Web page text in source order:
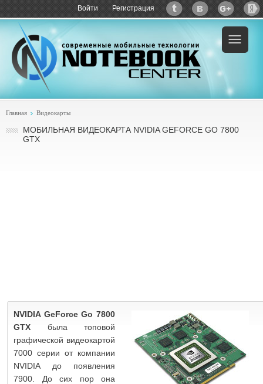
Войти Регистрация
Главная Видеокарты
МОБИЛЬНАЯ ВИДЕОКАРТА NVIDIA GEFORCE GO 7800
GTX
NVIDIA GeForce Go 7800
GTX была топовой
графической видеокартой
7000 серии от компании
NVIDIA до появления
7900. До сих пор она